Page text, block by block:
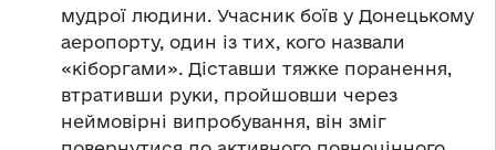
мудрої людини. Учасник боїв у Донецькому
аеропорту, один із тих, кого назвали
«кіборгами». Діставши тяжке поранення,
втративши руки, пройшовши через
неймовірні випробування, він зміг